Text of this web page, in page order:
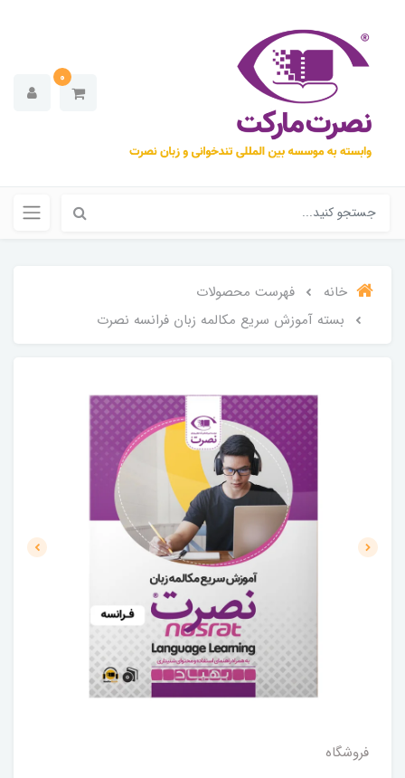
0
خانه
فهرست محصولات
بسته آموزش سریع مکالمه زبان فرانسه نصرت
فروشگاه